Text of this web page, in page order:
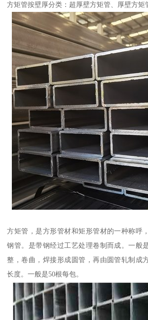
方矩管按壁厚分类：超厚壁方矩管、厚壁方矩
方矩管，是方形管材和矩形管材的一种称呼
钢管。是带钢经过工艺处理卷制而成。一般
整，卷曲，焊接形成圆管，再由圆管轧制成
长度。一般是50根每包。